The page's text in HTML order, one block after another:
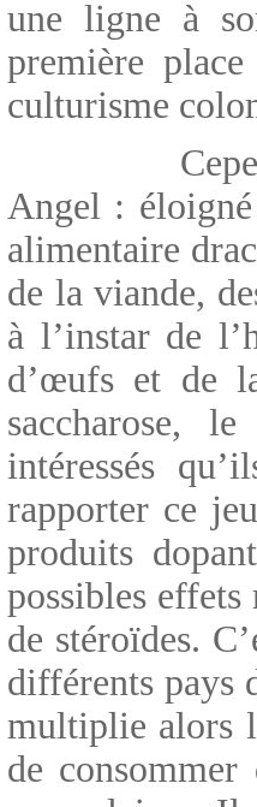
une ligne à
première
culturisme
Cependant
Angel :
alimentaire
de la viande,
à l’instar de
d’œufs et de
saccharose,
intéressés
rapporter ce
produits
possibles effets
de stéroïdes.
différents pays
multiplie alors
de